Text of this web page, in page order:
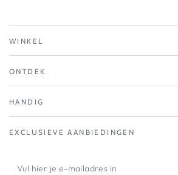
WINKEL
ONTDEK
HANDIG
EXCLUSIEVE AANBIEDINGEN
Vul